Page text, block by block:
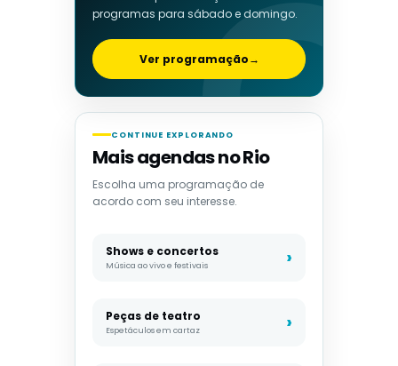
programas para sábado e domingo.
Ver programação→
CONTINUE EXPLORANDO
Mais agendas no Rio
Escolha uma programação de
acordo com seu interesse.
Shows e concertos
Música ao vivo e festivais
Peças de teatro
Espetáculos em cartaz